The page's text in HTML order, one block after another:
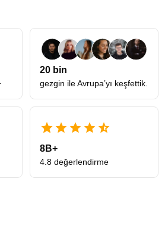
20 bin
gezgin ile Avrupa’yı keşfettik.
8B+
4.8 değerlendirme